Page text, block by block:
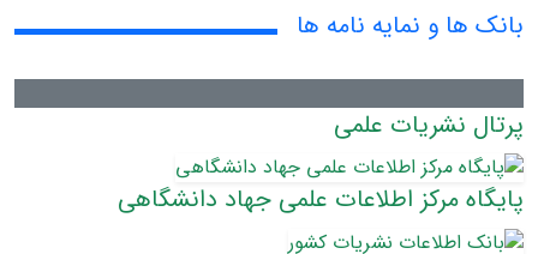
بانک ها و نمایه نامه ها
پرتال نشریات علمی
پایگاه مرکز اطلاعات علمی جهاد دانشگاهی